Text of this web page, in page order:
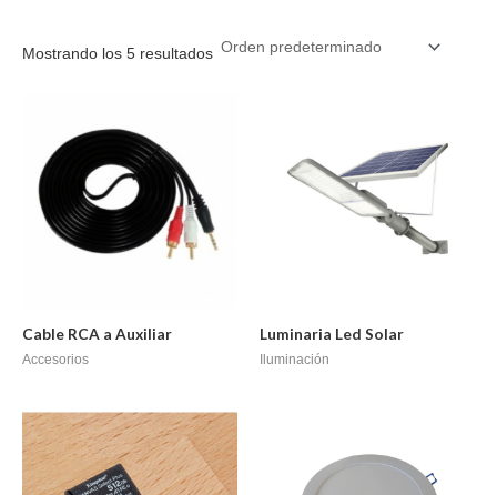
Mostrando los 5 resultados
Cable RCA a Auxiliar
Accesorios
Luminaria Led Solar
Iluminación